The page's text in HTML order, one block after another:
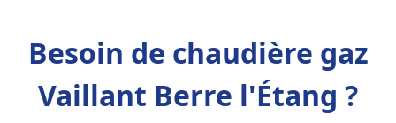
Besoin de chaudière gaz
Vaillant Berre l'Étang ?